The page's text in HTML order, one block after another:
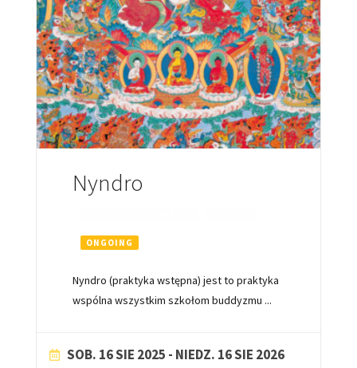
Nyndro
ONGOING
Nyndro (praktyka wstępna) jest to praktyka
wspólna wszystkim szkołom buddyzmu ...
SOB. 16 SIE 2025 - NIEDZ. 16 SIE 2026